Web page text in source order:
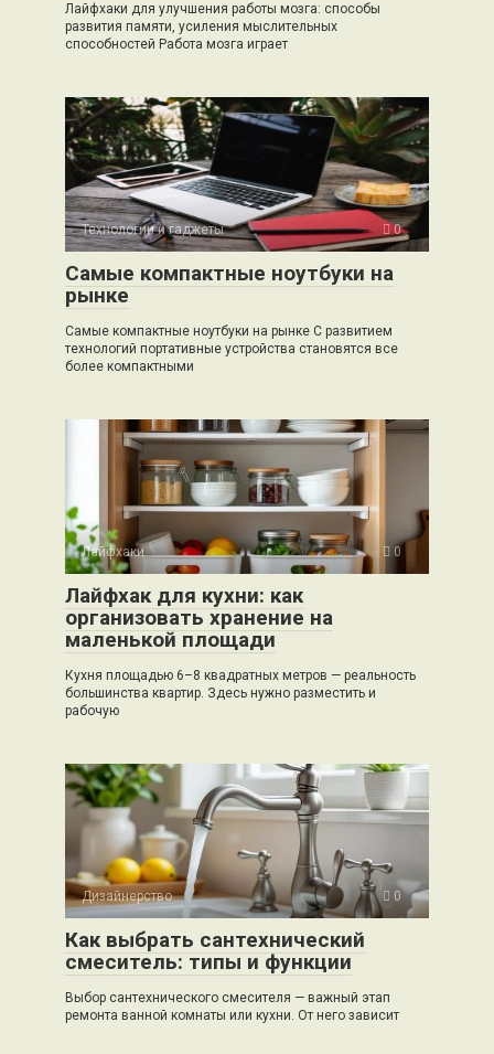
Лайфхаки для улучшения работы мозга: способы
развития памяти, усиления мыслительных
способностей Работа мозга играет
Технологии и гаджеты 0
Самые компактные ноутбуки на
рынке
Самые компактные ноутбуки на рынке С развитием
технологий портативные устройства становятся все
более компактными
Лайфхаки 0
Лайфхак для кухни: как
организовать хранение на
маленькой площади
Кухня площадью 6–8 квадратных метров — реальность
большинства квартир. Здесь нужно разместить и
рабочую
Дизайнерство 0
Как выбрать сантехнический
смеситель: типы и функции
Выбор сантехнического смесителя — важный этап
ремонта ванной комнаты или кухни. От него зависит